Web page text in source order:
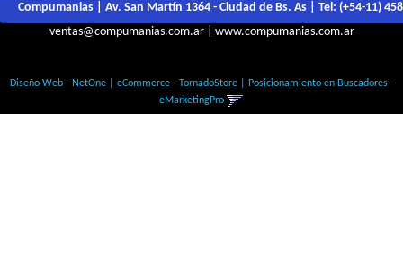
Compumanias | Av. San Martín 1364 - Ciudad de Bs. As | Tel: (+54-11)
ventas@compumanias.com.ar| www.compumanias.com.ar
Diseño Web - NetOne| eCommerce - TornadoStore| Posicionamiento en Buscadores -
eMarketingPro